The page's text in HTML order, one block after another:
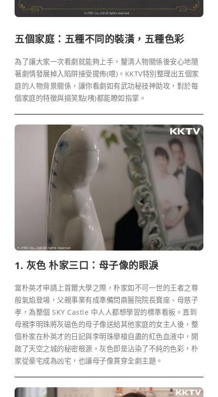
五個家庭：五種不同的裝潢，五種色彩
為了讓大家一次看劇就能夠上手，釐清人物關係後安心地隨
著劇情發展掉入陷阱接受擺佈(喂)。KKTV特別整理出五個家
庭的人物背景關係，讓你看劇如有武功秘技神助攻，對於每
個家庭的特徵與搞笑點(咦)都能瞭如指掌。
1. 灰色 朴家三口：母子像的眼淚
當朴英才申請上首爾大學之際，朴家如不可一世的王者之尊
般氣焰登場，父親事業有成準備問鼎醫院院長寶座、母慈子
孝，為整個 SKY Castle 中人人都想學習的標準看板。直到
母親李明珠將灰磁色的母子像送給其他家庭的女主人後，整
個朴家在朴英才的日記與李明珠舉槍自盡的紅色血液中，開
啟了天空之城的秘密根源，灰色即是沾染了不純的色彩，朴
家從豪宅成為凶宅，也讓母子像貫穿全劇主題。